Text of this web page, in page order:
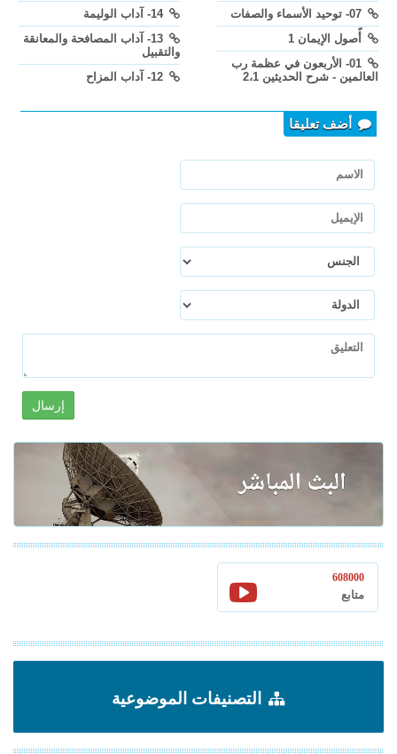
أًصول الإيمان 1
01- الأربعون في عظمة رب
العالمين - شرح الحديثين 2،1
14- آداب الوليمة
13- آداب المصافحة والمعانقة
والتقبيل
أضف تعليقا
إرسال
608000
متابع
التصنيفات الموضوعية